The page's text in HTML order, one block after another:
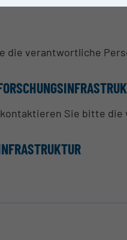
die verantwortliche
Sie bitte die